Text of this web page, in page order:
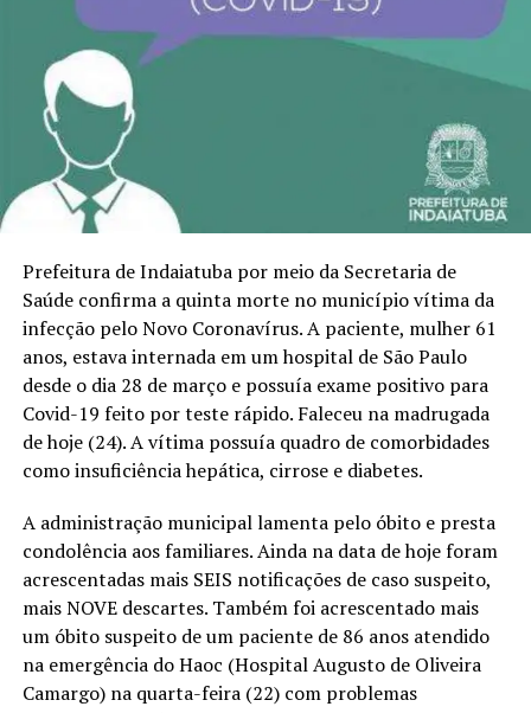
Prefeitura de Indaiatuba por meio da Secretaria de
Saúde confirma a quinta morte no município vítima da
infecção pelo Novo Coronavírus. A paciente, mulher 61
anos, estava internada em um hospital de São Paulo
desde o dia 28 de março e possuía exame positivo para
Covid-19 feito por teste rápido. Faleceu na madrugada
de hoje (24). A vítima possuía quadro de comorbidades
como insuficiência hepática, cirrose e diabetes.
A administração municipal lamenta pelo óbito e presta
condolência aos familiares. Ainda na data de hoje foram
acrescentadas mais SEIS notificações de caso suspeito,
mais NOVE descartes. Também foi acrescentado mais
um óbito suspeito de um paciente de 86 anos atendido
na emergência do Haoc (Hospital Augusto de Oliveira
Camargo) na quarta-feira (22) com problemas